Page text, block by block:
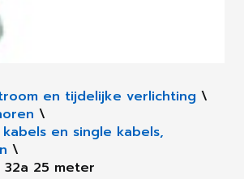
en tijdelijke verlichting \
\
en single kabels,
\
25 meter